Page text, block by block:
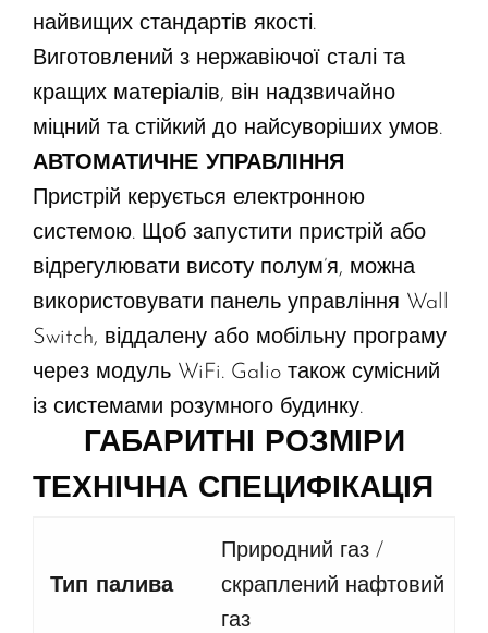
найвищих стандартів якості.
Виготовлений з нержавіючої сталі та
кращих матеріалів, він надзвичайно
міцний та стійкий до найсуворіших умов.
АВТОМАТИЧНЕ УПРАВЛІННЯ
Пристрій керується електронною
системою. Щоб запустити пристрій або
відрегулювати висоту полум’я, можна
використовувати панель управління Wall
Switch, віддалену або мобільну програму
через модуль WiFi. Galio також сумісний
із системами розумного будинку.
ГАБАРИТНІ РОЗМІРИ
ТЕХНІЧНА СПЕЦИФІКАЦІЯ
Тип палива
Природний газ /
скраплений нафтовий
газ